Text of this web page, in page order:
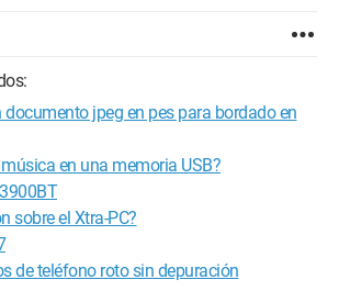
jpeg en pes para bordado en
en una memoria USB?
sobre el Xtra-PC?
de teléfono roto sin depuración